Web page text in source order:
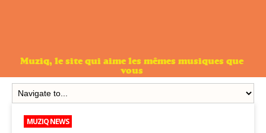
Muziq, le site qui aime les mêmes musiques que
vous
MUZIQ NEWS